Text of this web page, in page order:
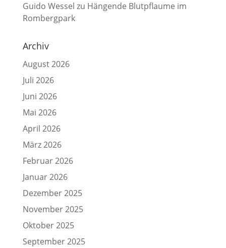
Guido Wessel zu Hängende Blutpflaume im
Rombergpark
Archiv
August 2026
Juli 2026
Juni 2026
Mai 2026
April 2026
März 2026
Februar 2026
Januar 2026
Dezember 2025
November 2025
Oktober 2025
September 2025